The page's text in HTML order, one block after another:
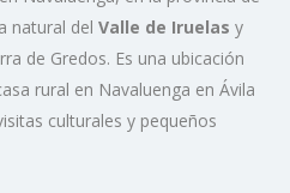
natural del Valle de Iruelas y
de Gredos. Es una ubicación
rural en Navaluenga en Ávila
culturales y pequeños